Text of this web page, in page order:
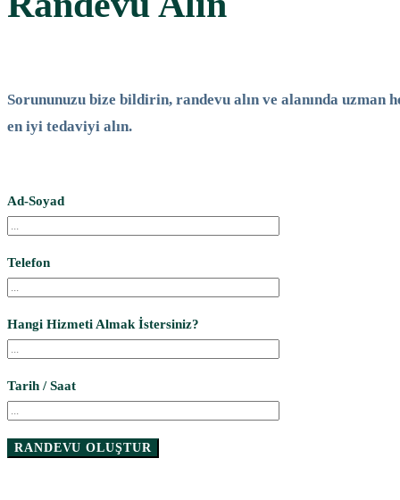
Sorununuzu bize bildirin, randevu alın ve alanında uzman
en iyi tedaviyi alın.
Ad-Soyad
Telefon
Hangi Hizmeti Almak İstersiniz?
Tarih / Saat